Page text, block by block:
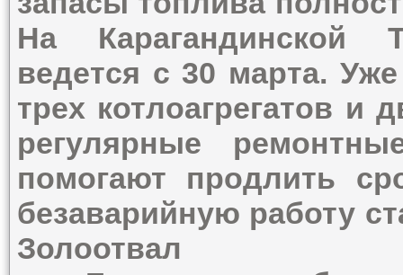
На Карагандинской
ведется с 30 марта.
трех котлоагрегатов и
регулярные
помогают продлить
безаварийную работу
Золоотвал